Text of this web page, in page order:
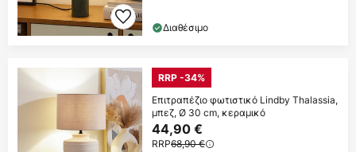
Διαθέσιμο
RRP -34%
Επιτραπέζιο φωτιστικό Lindby Thalassia,
μπεζ, Ø 30 cm, κεραμικό
44,90 €
RRP68,90 €